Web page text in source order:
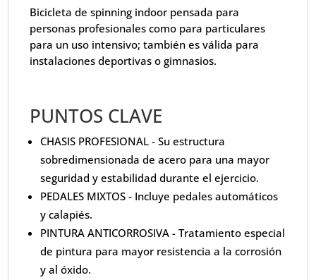
Bicicleta de spinning indoor pensada para
personas profesionales como para particulares
para un uso intensivo; también es válida para
instalaciones deportivas o gimnasios.
PUNTOS CLAVE
CHASIS PROFESIONAL - Su estructura
sobredimensionada de acero para una mayor
seguridad y estabilidad durante el ejercicio.
PEDALES MIXTOS - Incluye pedales automáticos
y calapiés.
PINTURA ANTICORROSIVA - Tratamiento especial
de pintura para mayor resistencia a la corrosión
y al óxido.